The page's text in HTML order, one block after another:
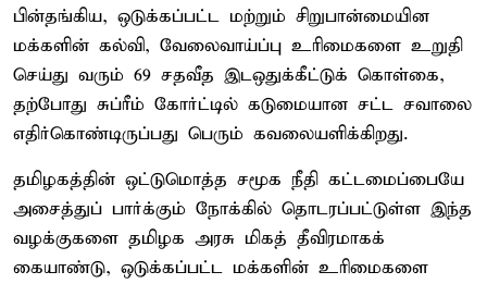
பின்தங்கிய, ஒடுக்கப்பட்ட மற்றும் சிறுபான்மையின
மக்களின் கல்வி, வேலைவாய்ப்பு உரிமைகளை உறுதி
செய்து வரும் 69 சதவீத இடஒதுக்கீட்டுக் கொள்கை,
தற்போது சுப்ரீம் கோர்ட்டில் கடுமையான சட்ட சவாலை
எதிர்கொண்டிருப்பது பெரும் கவலையளிக்கிறது.
தமிழகத்தின் ஒட்டுமொத்த சமூக நீதி கட்டமைப்பையே
அசைத்துப் பார்க்கும் நோக்கில் தொடரப்பட்டுள்ள இந்த
வழக்குகளை தமிழக அரசு மிகத் தீவிரமாகக்
கையாண்டு, ஒடுக்கப்பட்ட மக்களின் உரிமைகளை